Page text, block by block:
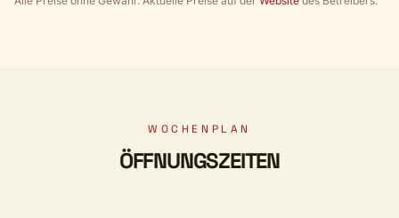
WOCHENPLAN
ÖFFNUNGSZEITEN